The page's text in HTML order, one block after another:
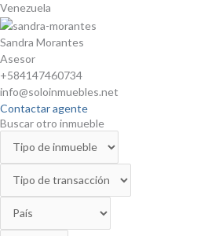
Venezuela
Sandra Morantes
Asesor
+584147460734
info@soloinmuebles.net
Contactar agente
Buscar otro inmueble